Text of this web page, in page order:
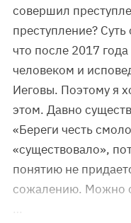
совершил
преступление?
что после 2017
человеком и
Иеговы. Поэтому я
этом. Давно
«Береги честь
«существовало»,
понятию не
сожалению. Можно